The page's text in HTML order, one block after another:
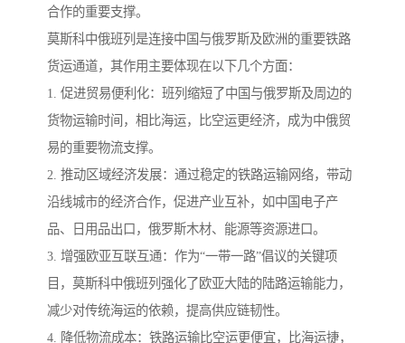
合作的重要支撑。
莫斯科中俄班列是连接中国与俄罗斯及欧洲的重要铁路
货运通道，其作用主要体现在以下几个方面：
1. 促进贸易便利化：班列缩短了中国与俄罗斯及周边的
货物运输时间，相比海运，比空运更经济，成为中俄贸
易的重要物流支撑。
2. 推动区域经济发展：通过稳定的铁路运输网络，带动
沿线城市的经济合作，促进产业互补，如中国电子产
品、日用品出口，俄罗斯木材、能源等资源进口。
3. 增强欧亚互联互通：作为“一带一路”倡议的关键项
目，莫斯科中俄班列强化了欧亚大陆的陆路运输能力，
减少对传统海运的依赖，提高供应链韧性。
4. 降低物流成本：铁路运输比空运更便宜，比海运捷，